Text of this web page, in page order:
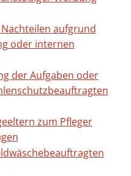
aufgrund
oder internen
der Aufgaben oder
zum Pfleger